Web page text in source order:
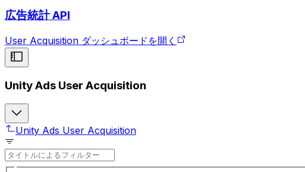
広告統計 API
User Acquisition ダッシュボードを開く
Unity Ads User Acquisition
Unity Ads User Acquisition